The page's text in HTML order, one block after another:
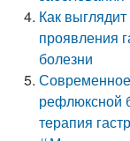
Как
проявления
болезни
Современное
рефлюксной
терапия